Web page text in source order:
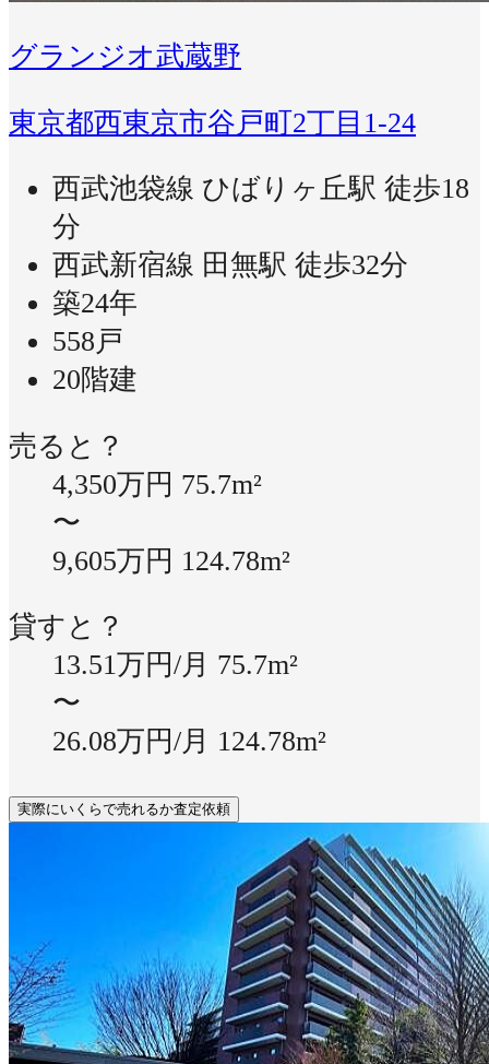
グランジオ武蔵野
東京都西東京市谷戸町2丁目1-24
西武池袋線 ひばりヶ丘駅 徒歩18
分
西武新宿線 田無駅 徒歩32分
築24年
558戸
20階建
売ると？
4,350万円 75.7m²
〜
9,605万円 124.78m²
貸すと？
13.51万円/月 75.7m²
〜
26.08万円/月 124.78m²
実際にいくらで売れるか査定依頼